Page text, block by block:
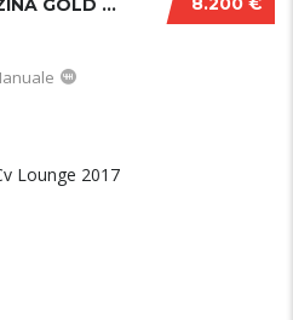
LANCIA YPSILON 1.2 BENZINA GOLD 44000 KM